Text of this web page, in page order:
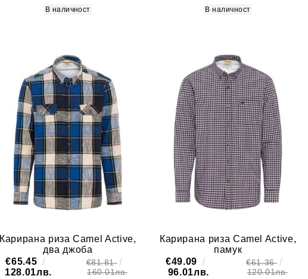
В наличност В наличност
Карирана риза Camel Active,
два джоба
€65.45
128.01лв.
€81.81
160.01лв.
Карирана риза Camel Active,
памук
€49.09
96.01лв.
€61.36
120.01лв.